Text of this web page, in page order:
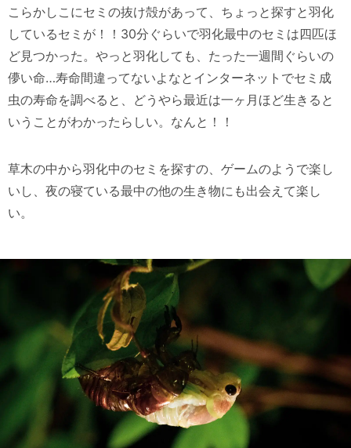
こらかしこにセミの抜け殻があって、ちょっと探すと羽化
しているセミが！！30分ぐらいで羽化最中のセミは四匹ほ
ど見つかった。やっと羽化しても、たった一週間ぐらいの
儚い命…寿命間違ってないよなとインターネットでセミ成
虫の寿命を調べると、どうやら最近は一ヶ月ほど生きると
いうことがわかったらしい。なんと！！
草木の中から羽化中のセミを探すの、ゲームのようで楽し
いし、夜の寝ている最中の他の生き物にも出会えて楽し
い。